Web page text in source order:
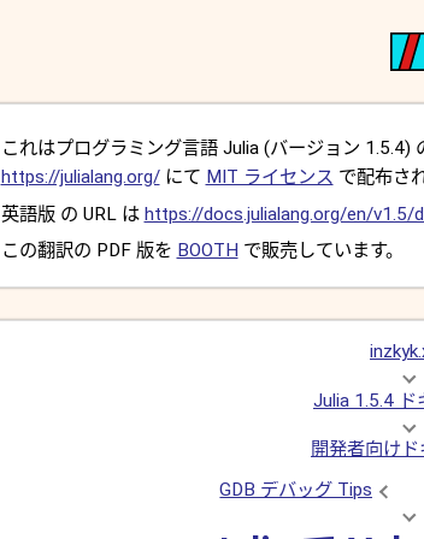
これはプログラミング言語 Julia (バージョン 1.5.4)
https://julialang.org/にて MIT ライセンス で配布さ
英語版 の URL は https://docs.julialang.org/en/v1.5/
この翻訳の PDF 版を BOOTH で販売しています。
Julia 1.5.4 ド
開発者向け
GDB デバッグ Tips